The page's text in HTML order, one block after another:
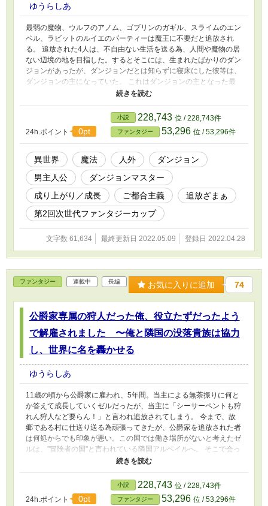
ゆうらしあ
最弱の魔物、ウルフのアノム、ゴブリンのガギル、スライムのエン
ペル、ラビットのルイエのパーティーは魔王に不要だと追放され
る。 追放された4人は、不自由ない生活を送る為、人間や魔物の居
ない辺境の地を目指した。するとそこには、生まれたばかりのダン
ジョンがあったが、ダンジョンだとは知らずに寝床にした彼等は、
ダンジョンの主になっていた。 これはダンジョンの主となった最
弱な魔物パーティーが、罠を張り巡らさず、人と友好を築き、進化
「兵器製造機」「幽遊暗殺者」「睡眠聖女」、色々な異名が付く様
になった彼等、最弱魔物パーティーは、最弱から最強へと成り上が
る。 ※基本的にダンジョン経営物になる予定です。第1話だけ長い
ですがご了承下さい。カクヨムでも投稿されております。
24h.ポイント 0pt
小説 228,743 位 / 228,743件
ファンタジー 53,296 位 / 53,296件
異世界 魔法 人外
ダンジョン
男主人公
ダンジョンマスター
成り上がり／成長
ご都合主義
追放ざまぁ
第2回次世代ファンタジーカップ
文字数 61,634 最終更新日 2022.05.09 登録日 2022.04.28
ファンタジー 連載中 長編 お気に入りに追加 74
公爵家専属の狩人だった俺、役立たずだったよう
で解雇されました 〜俺と隣国の没落貴族は協力
し、世界に名を轟かせる
ゆうらしあ
11歳の頃から公爵家に雇われ、5年間。当主による無茶振りに何と
か答えて成長していくゼルだったが、当主に「シーサーペントも狩
れん狩人など要らん！」と言われ追放されてしまう。 今まで、故
郷である村に仕送り送る為頑張ってきたが、公爵家を追放された者
は何処からでも印象が悪い。この国では働き場所がないと考えたゼ
ルは、"冒険者の国"と言われている隣国アルベイルへ。 そこで会っ
たのは、家を立て直そうと奮闘している没落貴族"サーラ"だった。
ドンドン頭角を現し、世界でも有名な貴族へと昇華する。 これは
無能と追い出された狩人と、悲しい没落貴族が成り上がっていく物
語である。 ※カクヨム、なろうにも掲載されてます
24h.ポイント 0pt
小説 228,743 位 / 228,743件
ファンタジー 53,296 位 / 53,296件